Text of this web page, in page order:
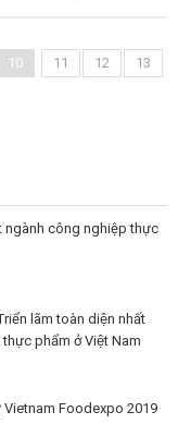
10 11 12
13
ngành công nghiệp thực
lãm toàn diện nhất
phẩm ở Việt Nam
Foodexpo 2019